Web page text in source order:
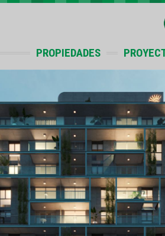
PROPIEDADES